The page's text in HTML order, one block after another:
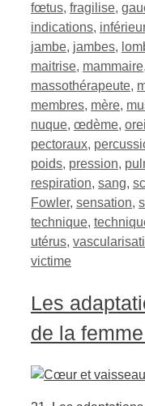
fœtus, fragilise,
indications,
jambe, jambes,
maitrise, mammaire,
massothérapeute,
membres, mère,
nuque, œdème,
pectoraux,
poids, pression,
respiration, sang,
Fowler, sensation,
technique,
utérus,
victime
Les
de la